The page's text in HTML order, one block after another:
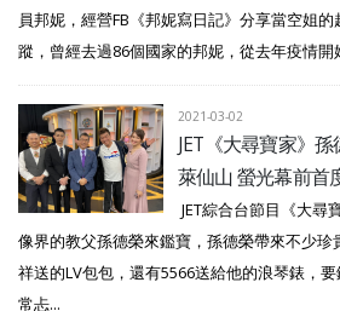
員邦妮，經營FB《邦妮寫日記》分享當空姐
蹤，曾經去過86個國家的邦妮，從去年疫情開
2021-03-02
JET《大尋寶家》
萊仙山 螢光幕前首
JET綜合台節目《大尋
像界的教父孫德榮來鑑寶，孫德榮帶來不少
祥送的LV包包，還有5566送給他的浪琴錶，
常忐...